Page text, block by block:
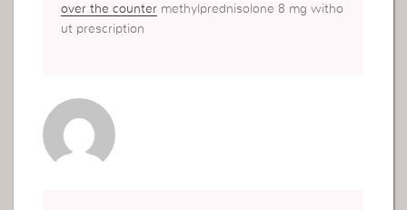
over the counter methylprednisolone 8 mg witho
ut prescription